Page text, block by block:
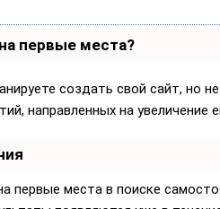
первые места?
создать свой сайт, но
направленных на
первые места в поиске